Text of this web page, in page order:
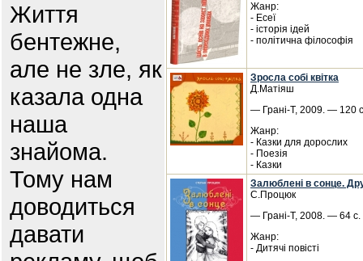
Життя
бентежне,
але не зле, як
казала одна
наша
знайома.
Тому нам
доводиться
давати
Жанр:
- Есеї
- історія ідей
- політична філософія
Зросла собі квітка
Д.Матіяш
— Грані-Т, 2009. — 120
Жанр:
- Казки для дорослих
- Поезія
- Казки
Залюблені в сонце.
С.Процюк
— Грані-Т, 2008. — 64
Жанр:
- Дитячі повісті